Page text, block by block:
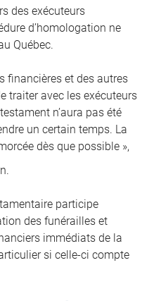
des exécuteurs
d’homologation ne
Québec.
financières et des autres
traiter avec les exécuteurs
n’aura pas été
un certain temps. La
dès que possible »,
participe
des funérailles et
immédiats de la
si celle-ci compte